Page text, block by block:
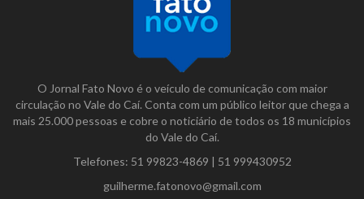
O Jornal Fato Novo é o veículo de comunicação com maior
circulação no Vale do Caí. Conta com um público leitor que chega a
mais 25.000 pessoas e cobre o noticiário de todos os 18 municípios
do Vale do Caí.
Telefones: 51 99823-4869 | 51 999430952
guilherme.fatonovo@gmail.com